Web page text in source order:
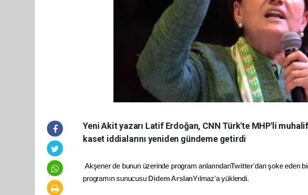
Yeni Akit yazarı Latif Erdoğan, CNN Türk'te MHP'li
kaset iddialarını yeniden gündeme getirdi
Akşener de bunun üzerinde program anlarındanTwitter'dan şoke eden
programın sunucusu Didem ArslanYılmaz'a yüklendi.